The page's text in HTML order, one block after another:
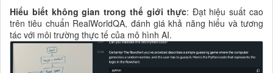
Hiểu biết không gian trong thế giới thực: Đạt hiệu suất cao
trên tiêu chuẩn RealWorldQA, đánh giá khả năng hiểu và tương
tác với môi trường thực tế của mô hình AI.